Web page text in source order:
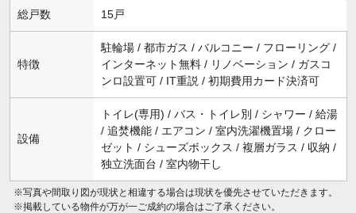
総戸数 15戸
特徴
駐輪場 / 都市ガス / バルコニー / フローリング /
インターネット無料 / リノベーション / ガスコ
ンロ設置可 / IT重説 / 初期費用カード決済可
設備
トイレ(専用) / バス・トイレ別 / シャワー / 給湯
/ 追焚機能 / エアコン / 室内洗濯機置場 / クロー
ゼット / シューズボックス / 複層ガラス / 収納 /
独立洗面台 / 室内物干し
※写真や間取り図が現状と相違する場合は現状を優先させていただきます。
※掲載している物件が万が一ご成約の場合はご了承ください。